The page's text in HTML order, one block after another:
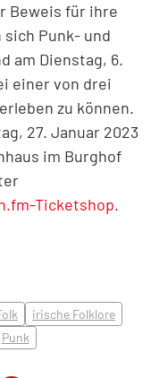
Beweis für ihre
sich Punk- und
am Dienstag, 6.
einer von drei
zu können.
27. Januar 2023
im Burghof
Ticketshop.
irische Folklore
Punk